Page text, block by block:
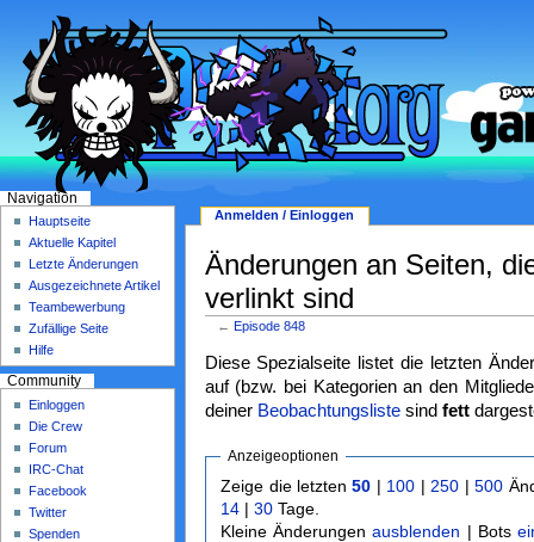
Änderungen an Seiten,
verlinkt sind
← Episode 848
Diese Spezialseite listet die letzten
auf (bzw. bei Kategorien an den
deiner Beobachtungslistesind fett
Anzeigeoptionen
Zeige die letzten50 | 100 | 250 |500
14 |30 Tage.
Kleine Änderungenausblenden | Bots
Anmelden / Einloggen
Navigation
Hauptseite
Aktuelle Kapitel
Letzte Änderungen
Ausgezeichnete Artikel
Teambewerbung
Zufällige Seite
Hilfe
Community
Einloggen
Die Crew
Forum
IRC-Chat
Facebook
Twitter
Spenden